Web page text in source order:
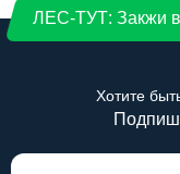
ЛЕС-ТУТ: Закжи
Хотите